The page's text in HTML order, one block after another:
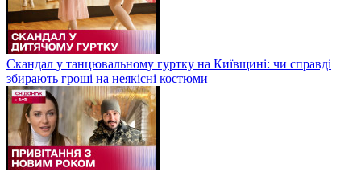
Скандал у танцювальному гуртку на Київщині: чи справді
збирають гроші на неякісні костюми